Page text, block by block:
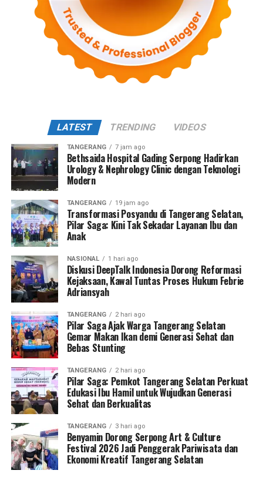
LATEST TRENDING VIDEOS
TANGERANG 7 jam ago
Bethsaida Hospital Gading Serpong Hadirkan
Urology & Nephrology Clinic dengan Teknologi
Modern
TANGERANG 19 jam ago
Transformasi Posyandu di Tangerang Selatan,
Pilar Saga: Kini Tak Sekadar Layanan Ibu dan
Anak
NASIONAL 1 hari ago
Diskusi DeepTalk Indonesia Dorong Reformasi
Kejaksaan, Kawal Tuntas Proses Hukum Febrie
Adriansyah
TANGERANG 2 hari ago
Pilar Saga Ajak Warga Tangerang Selatan
Gemar Makan Ikan demi Generasi Sehat dan
Bebas Stunting
TANGERANG 2 hari ago
Pilar Saga: Pemkot Tangerang Selatan Perkuat
Edukasi Ibu Hamil untuk Wujudkan Generasi
Sehat dan Berkualitas
TANGERANG 3 hari ago
Benyamin Dorong Serpong Art & Culture
Festival 2026 Jadi Penggerak Pariwisata dan
Ekonomi Kreatif Tangerang Selatan